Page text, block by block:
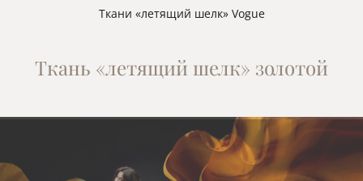
Ткани «летящий шелк» Vogue
Ткань «летящий шелк» золотой